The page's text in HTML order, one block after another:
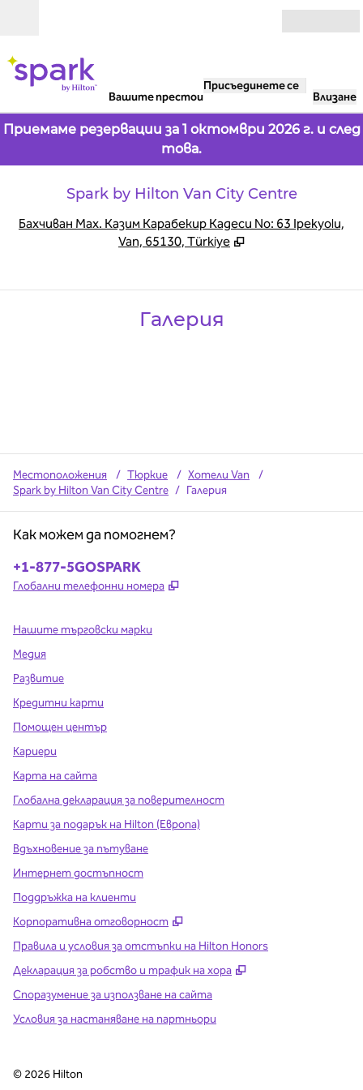
Вашите престои
Присъединете се
Влизане
Приемаме резервации за 1 октомври 2026 г. и след
това.
Spark by Hilton Van City Centre
Бахчиван Мах. Казим Карабекир Кадеси No: 63 Ipekyolu,
Van, 65130, Türkiye
Галерия
Местоположения / Тюркие / Хотели Van
/
Spark by Hilton Van City Centre / Галерия
Как можем да помогнем?
Телефон:
+1-877-5GOSPARK
Глобални телефонни номера ,
Нашите търговски марки
Медия
Развитие
Кредитни карти
Помощен център
Кариери
Карта на сайта
Глобална декларация за поверителност
Карти за подарък на Hilton (Европа)
Вдъхновение за пътуване
Интернет достъпност
Поддръжка на клиенти
Корпоративна отговорност
,
Правила и условия за отстъпки на Hilton Honors
Декларация за робство и трафик на хора
,
Споразумение за използване на сайта
Условия за настаняване на партньори
© 2026 Hilton